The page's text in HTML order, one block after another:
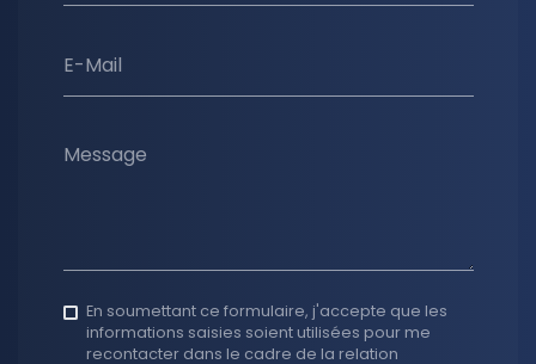
E-Mail
Message
En soumettant ce formulaire, j'accepte que les
informations saisies soient utilisées pour me
recontacter dans le cadre de la relation